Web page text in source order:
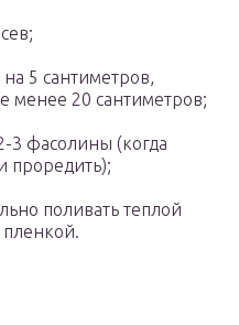
5 сантиметров,
менее 20 сантиметров;
3 фасолины (когда
проредить);
поливать теплой